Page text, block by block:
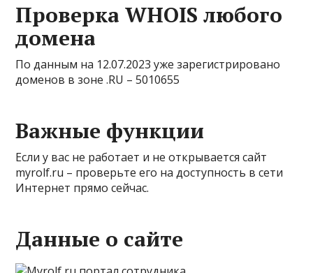
Проверка WHOIS любого
домена
По данным на 12.07.2023 уже зарегистрировано
доменов в зоне .RU – 5010655
Важные функции
Если у вас не работает и не открывается сайт
myrolf.ru – проверьте его на доступность в сети
Интернет прямо сейчас.
Данные о сайте